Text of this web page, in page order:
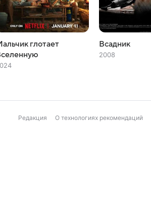
глотает
Всадник
2008
Редакция О технологиях рекомендаций